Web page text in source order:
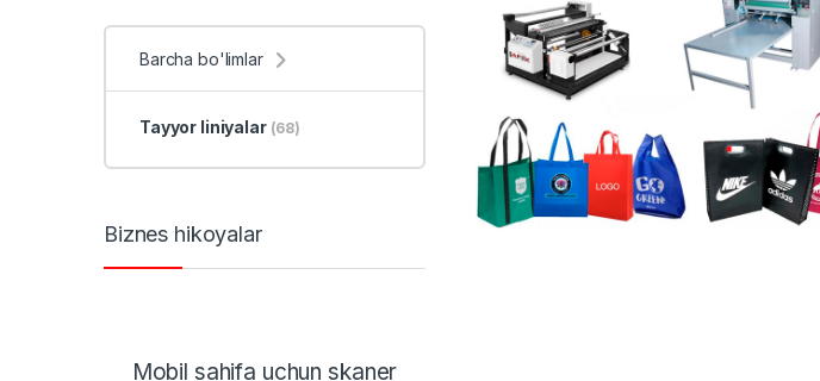
Barcha bo'limlar
Tayyor liniyalar (68)
Biznes hikoyalar
Mobil sahifa uchun skaner